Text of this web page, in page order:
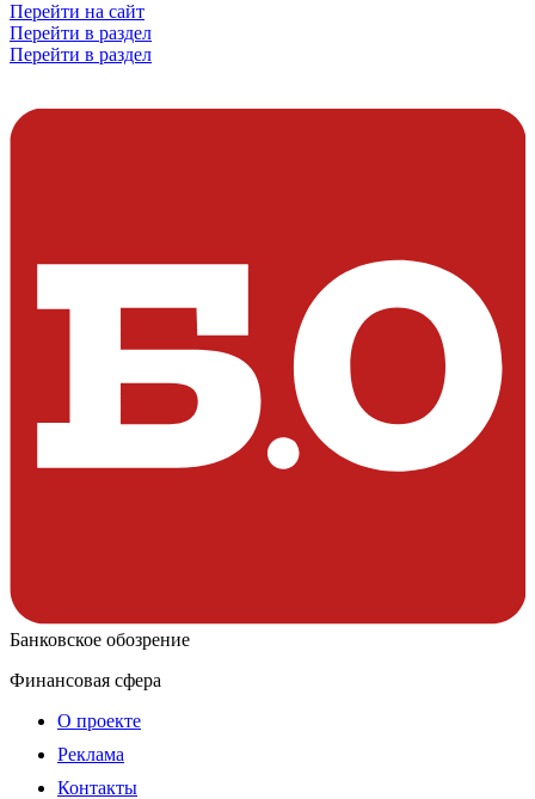
Перейти на сайт
Перейти в раздел
Перейти в раздел
Банковское обозрение
Финансовая сфера
О проекте
Реклама
Контакты